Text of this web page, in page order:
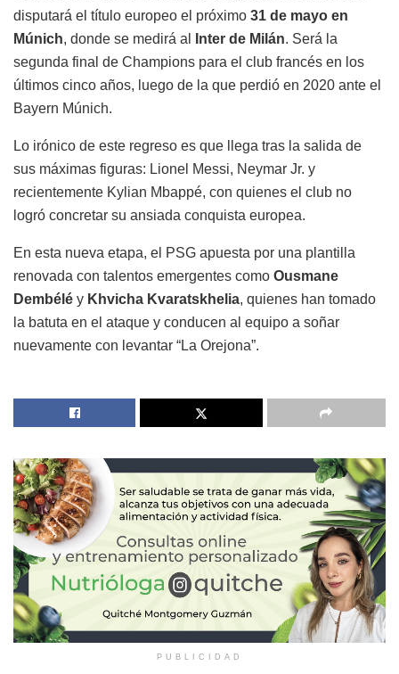
disputará el título europeo el próximo 31 de mayo en
Múnich, donde se medirá al Inter de Milán. Será la
segunda final de Champions para el club francés en los
últimos cinco años, luego de la que perdió en 2020 ante el
Bayern Múnich.
Lo irónico de este regreso es que llega tras la salida de
sus máximas figuras: Lionel Messi, Neymar Jr. y
recientemente Kylian Mbappé, con quienes el club no
logró concretar su ansiada conquista europea.
En esta nueva etapa, el PSG apuesta por una plantilla
renovada con talentos emergentes como Ousmane
Dembélé y Khvicha Kvaratskhelia, quienes han tomado
la batuta en el ataque y conducen al equipo a soñar
nuevamente con levantar “La Orejona”.
PUBLICIDAD